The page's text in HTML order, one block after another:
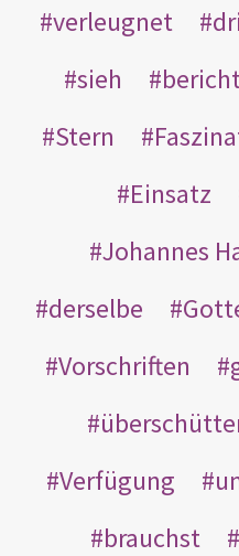
verleugnet
sieh
Stern
Einsatz
Johannes
derselbe
Vorschriften
Verfügung
brauchst